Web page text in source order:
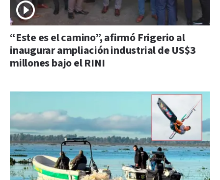
“Este es el camino”, afirmó Frigerio al
inaugurar ampliación industrial de US$3
millones bajo el RINI